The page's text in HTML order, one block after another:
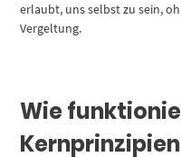
erlaubt, uns selbst zu sein,
Vergeltung.
Wie
Kernprinzipien